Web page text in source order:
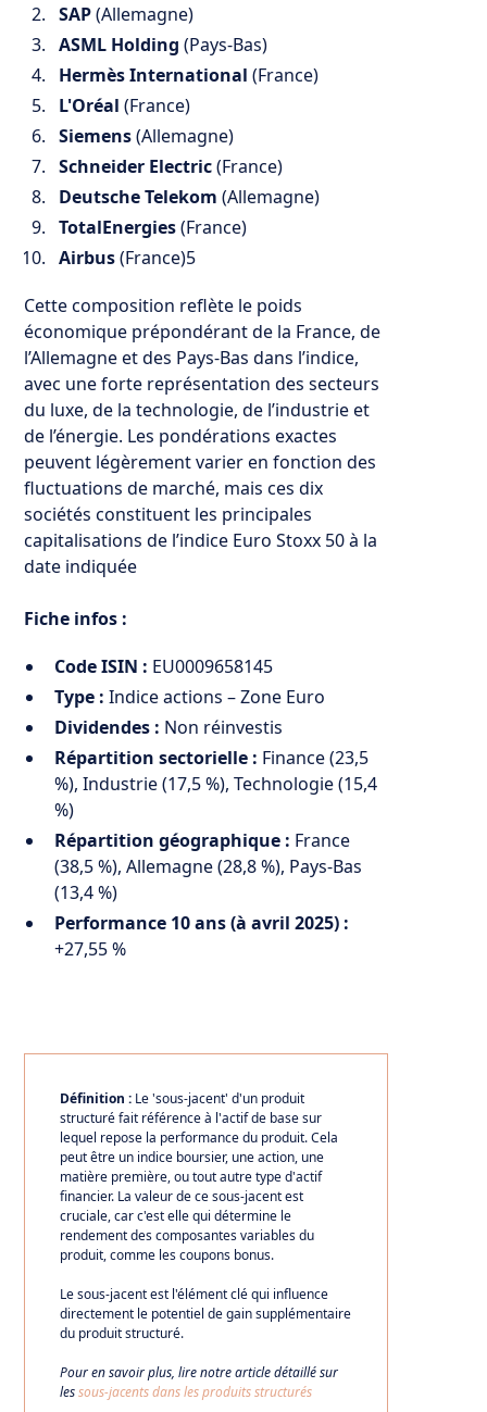
SAP(Allemagne)
ASML Holding (Pays-Bas)
Hermès International (France)
L'Oréal (France)
Siemens(Allemagne)
Schneider Electric(France)
Deutsche Telekom (Allemagne)
TotalEnergies(France)
Airbus(France)5
Cette composition reflète le poids
économique prépondérant de la France, de
l’Allemagne et des Pays-Bas dans l’indice,
avec une forte représentation des secteurs
du luxe, de la technologie, de l’industrie et
de l’énergie. Les pondérations exactes
peuvent légèrement varier en fonction des
fluctuations de marché, mais ces dix
sociétés constituent les principales
capitalisations de l’indice Euro Stoxx 50 à la
date indiquée
Fiche infos :
Code ISIN : EU0009658145
Type : Indice actions – Zone Euro
Dividendes : Non réinvestis
Répartition sectorielle : Finance (23,5
%), Industrie (17,5 %), Technologie (15,4
%)
Répartition géographique : France
(38,5 %), Allemagne (28,8 %), Pays-Bas
(13,4 %)
Performance 10 ans (à avril 2025) :
+27,55 %
Définition : Le 'sous-jacent' d'un produit
structuré fait référence à l'actif de base sur
lequel repose la performance du produit. Cela
peut être un indice boursier, une action, une
matière première, ou tout autre type d'actif
financier. La valeur de ce sous-jacent est
cruciale, car c'est elle qui détermine le
rendement des composantes variables du
produit, comme les coupons bonus.
Le sous-jacent est l'élément clé qui influence
directement le potentiel de gain supplémentaire
du produit structuré.
Pour en savoir plus, lire notre article détaillé sur
lessous-jacents dans les produits structurés